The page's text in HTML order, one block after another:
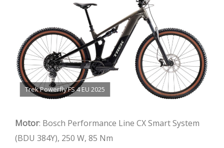
Trek Powerfly FS 4 EU 2025
Motor: Bosch Performance Line CX Smart System
(BDU 384Y), 250 W, 85 Nm